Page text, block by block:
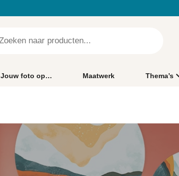
Jouw foto op… Maatwerk Thema’s